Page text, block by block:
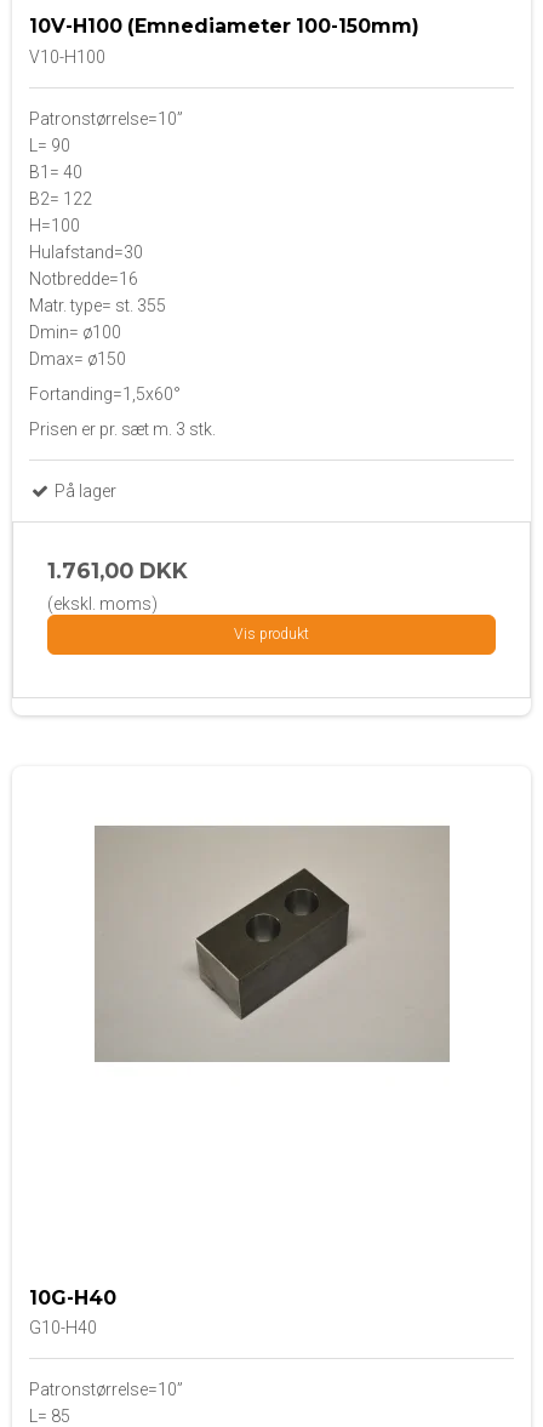
10V-H100 (Emnediameter 100-150mm)
V10-H100
Patronstørrelse=10”
L= 90
B1= 40
B2= 122
H=100
Hulafstand=30
Notbredde=16
Matr. type= st. 355
Dmin= ø100
Dmax= ø150
Fortanding=1,5x60°
Prisen er pr. sæt m. 3 stk.
På lager
1.761,00 DKK
(ekskl. moms)
Vis produkt
10G-H40
G10-H40
Patronstørrelse=10”
L= 85